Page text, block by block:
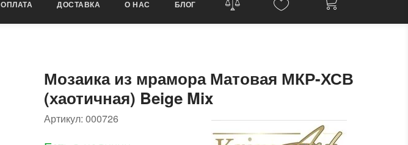
ОПЛАТА ДОСТАВКА О НАС БЛОГ
Мозаика из мрамора Матовая МКР-ХСВ
(хаотичная) Beige Mix
Артикул: 000726